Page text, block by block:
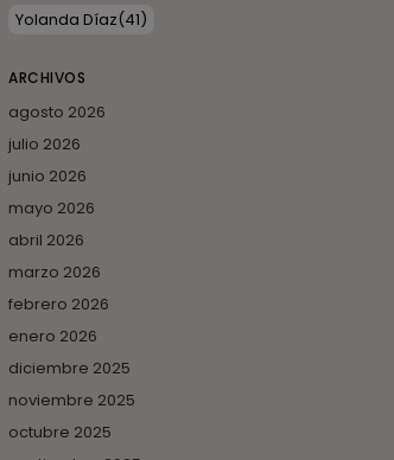
Yolanda Díaz(41)
ARCHIVOS
agosto 2026
julio 2026
junio 2026
mayo 2026
abril 2026
marzo 2026
febrero 2026
enero 2026
diciembre 2025
noviembre 2025
octubre 2025